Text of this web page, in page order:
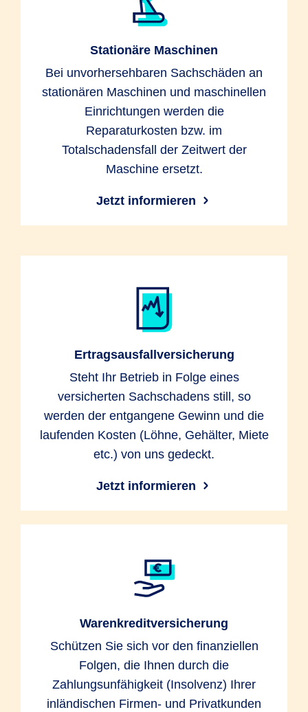
Stationäre Maschinen
Bei unvorhersehbaren Sachschäden an
stationären Maschinen und maschinellen
Einrichtungen werden die
Reparaturkosten bzw. im
Totalschadensfall der Zeitwert der
Maschine ersetzt.
Jetzt informieren
Ertragsausfallversicherung
Steht Ihr Betrieb in Folge eines
versicherten Sachschadens still, so
werden der entgangene Gewinn und die
laufenden Kosten (Löhne, Gehälter, Miete
etc.) von uns gedeckt.
Jetzt informieren
Warenkreditversicherung
Schützen Sie sich vor den finanziellen
Folgen, die Ihnen durch die
Zahlungsunfähigkeit (Insolvenz) Ihrer
inländischen Firmen- und Privatkunden